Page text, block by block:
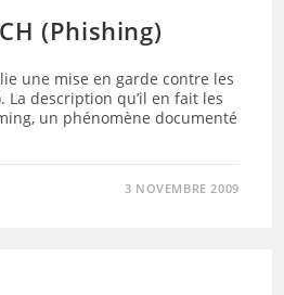
(Phishing)
une mise en garde contre les
La description qu’il en fait les
un phénomène documenté
3 NOVEMBRE 2009